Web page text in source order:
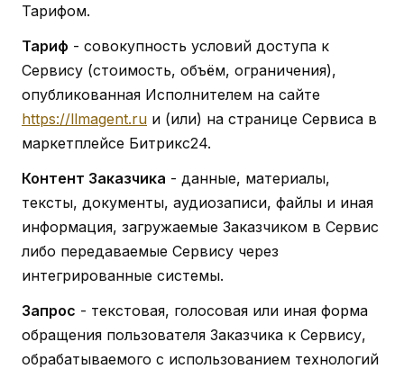
Тарифом.
Тариф - совокупность условий доступа к
Сервису (стоимость, объём, ограничения),
опубликованная Исполнителем на сайте
https://llmagent.ru и (или) на странице Сервиса в
маркетплейсе Битрикс24.
Контент Заказчика - данные, материалы,
тексты, документы, аудиозаписи, файлы и иная
информация, загружаемые Заказчиком в Сервис
либо передаваемые Сервису через
интегрированные системы.
Запрос - текстовая, голосовая или иная форма
обращения пользователя Заказчика к Сервису,
обрабатываемого с использованием технологий